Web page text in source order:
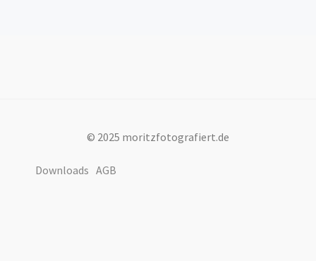
© 2025 moritzfotografiert.de
Downloads AGB